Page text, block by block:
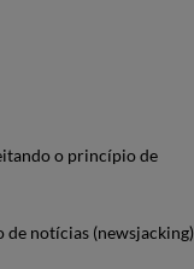
o princípio de
de notícias (newsjacking)